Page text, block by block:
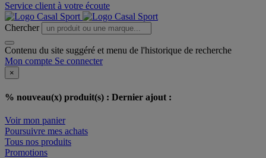
Service client à votre écoute
Chercher
Contenu du site suggéré et menu de l'historique de recherche
Mon compte Se connecter
×
% nouveau(x) produit(s) : Dernier ajout :
Voir mon panier
Poursuivre mes achats
Tous nos produits
Promotions